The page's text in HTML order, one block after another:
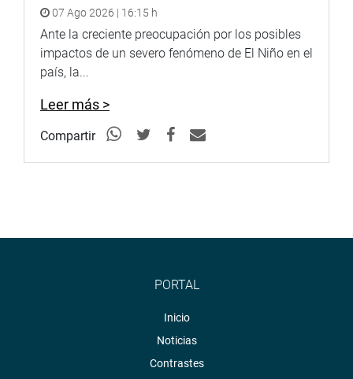
07 Ago 2026 | 16:15 h
Ante la creciente preocupación por los posibles
impactos de un severo fenómeno de El Niño en el
país, la...
Leer más >
Compartir
PORTAL
Inicio
Noticias
Contrastes